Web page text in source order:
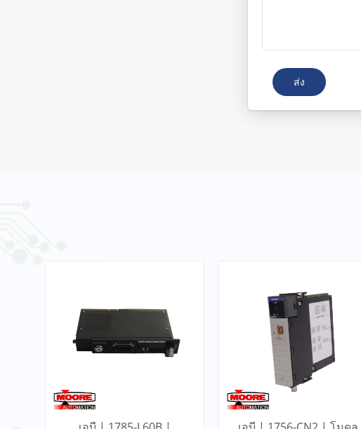
ส่ง
S3960 204-450-000-002-
A1-B21-H5-I0 Signal
Conditioner
Assembly / Bently Nevada